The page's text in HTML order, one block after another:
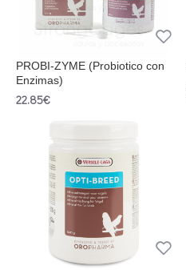
PROBI-ZYME (Probiotico con
Enzimas)
22.85€